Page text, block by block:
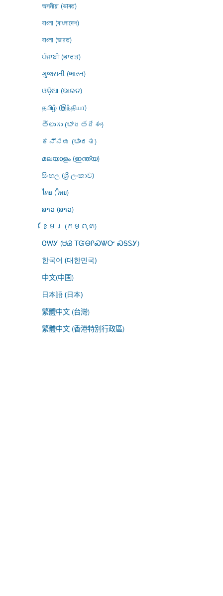
অসমীয়া (ভাৰত)
বাংলা (বাংলাদেশ)
বাংলা (ভারত)
ਪੰਜਾਬੀ (ਭਾਰਤ)
ગુજરાતી (ભારત)
ଓଡ଼ିଆ (ଭାରତ)
தமிழ் (இந்தியா)
తెలుగు (భారతదేశం)
ಕನ್ನಡ (ಭಾರತ)
മലയാളം (ഇന്ത്യ)
සිංහල (ශ්‍රී ලංකාව)
ไทย (ไทย)
ລາວ (ລາວ)
ខ្មែរ (កម្ពុជា)
ᏣᎳᎩ (ᏌᏊ ᎢᏳᎾᎵᏍᏔᏅ ᏍᎦᏚᎩ)
한국어 (대한민국)
中文(中国)
日本語 (日本)
繁體中文 (台灣)
繁體中文 (香港特別行政區)